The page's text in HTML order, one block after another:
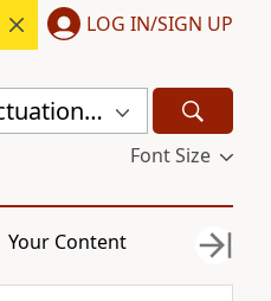
LOG IN/SIGN UP
Chinese Union Version Modern Punctuation (Simplified) (CUVMPS)
Font Size
Your Content